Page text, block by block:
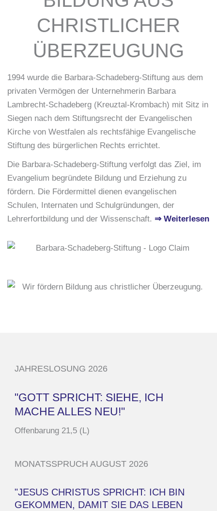
CHRISTLICHER
ÜBERZEUGUNG
1994 wurde die Barbara-Schadeberg-Stiftung aus dem
privaten Vermögen der Unternehmerin Barbara
Lambrecht-Schadeberg (Kreuztal-Krombach) mit Sitz in
Siegen nach dem Stiftungsrecht der Evangelischen
Kirche von Westfalen als rechtsfähige Evangelische
Stiftung des bürgerlichen Rechts errichtet.
Die Barbara-Schadeberg-Stiftung verfolgt das Ziel, im
Evangelium begründete Bildung und Erziehung zu
fördern. Die Fördermittel dienen evangelischen
Schulen, Internaten und Schulgründungen, der
Lehrerfortbildung und der Wissenschaft. ⇒ Weiterlesen
JAHRESLOSUNG 2026
"GOTT SPRICHT: SIEHE, ICH
MACHE ALLES NEU!"
Offenbarung 21,5 (L)
MONATSSPRUCH AUGUST 2026
"JESUS CHRISTUS SPRICHT: ICH BIN
GEKOMMEN, DAMIT SIE DAS LEBEN